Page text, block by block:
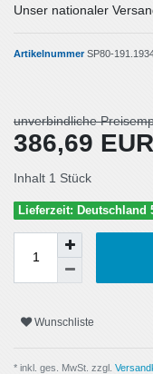
Unser nationaler
ArtikelnummerSP80-
unverbindliche
386,69 EUR
Inhalt 1 Stück
Lieferzeit: Deutschland
Wunschliste
* inkl. ges. MwSt. zzgl.